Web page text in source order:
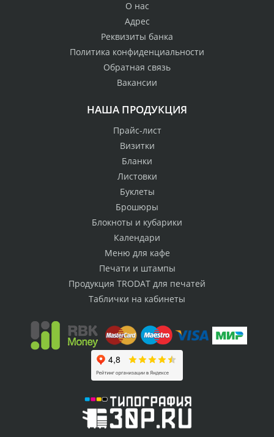
О нас
Адрес
Реквизиты банка
Политика конфиденциальности
Обратная связь
Вакансии
НАША ПРОДУКЦИЯ
Прайс-лист
Визитки
Бланки
Листовки
Буклеты
Брошюры
Блокноты и кубарики
Календари
Меню для кафе
Печати и штампы
Продукция TRODAT для печатей
Таблички на кабинеты